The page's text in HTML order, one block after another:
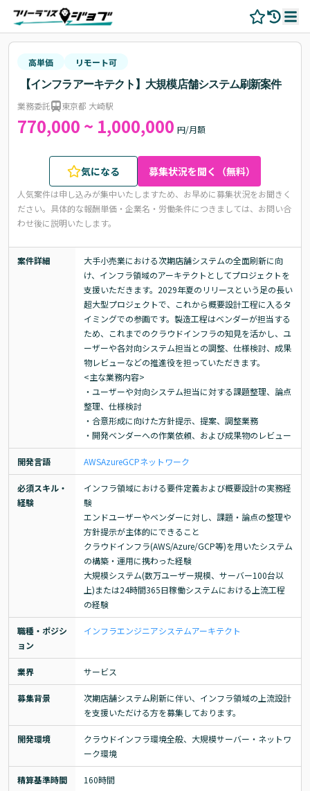
高単価 リモート可
【インフラアーキテクト】大規模店舗システム刷新案件
業務委託 東京都 大崎駅
770,000 ~ 1,000,000 円/月額
気になる 募集状況を聞く（無料）
人気案件は申し込みが集中いたしますため、お早めに募集状況をお聞きく
ださい。 具体的な報酬単価・企業名・労働条件につきましては、お問い合
わせ後に説明いたします。
案件詳細
大手小売業における次期店舗システムの全面刷新に向
け、インフラ領域のアーキテクトとしてプロジェクトを
支援いただきます。2029年夏のリリースという足の長い
超大型プロジェクトで、これから概要設計工程に入るタ
イミングでの参画です。製造工程はベンダーが担当する
ため、これまでのクラウドインフラの知見を活かし、ユ
ーザーや各対向システム担当との調整、仕様検討、成果
物レビューなどの推進役を担っていただきます。
<主な業務内容>
・ユーザーや対向システム担当に対する課題整理、論点
整理、仕様検討
・合意形成に向けた方針提示、提案、調整業務
・開発ベンダーへの作業依頼、および成果物のレビュー
開発言語 AWSAzureGCPネットワーク
必須スキル・
経験
インフラ領域における要件定義および概要設計の実務経
験
エンドユーザーやベンダーに対し、課題・論点の整理や
方針提示が主体的にできること
クラウドインフラ(AWS/Azure/GCP等)を用いたシステム
の構築・運用に携わった経験
大規模システム(数万ユーザー規模、サーバー100台以
上)または24時間365日稼働システムにおける上流工程
の経験
職種・ポジシ
ョン
インフラエンジニアシステムアーキテクト
業界 サービス
募集背景
次期店舗システム刷新に伴い、インフラ領域の上流設計
を支援いただける方を募集しております。
開発環境
クラウドインフラ環境全般、大規模サーバー・ネットワ
ーク環境
精算基準時間 160時間